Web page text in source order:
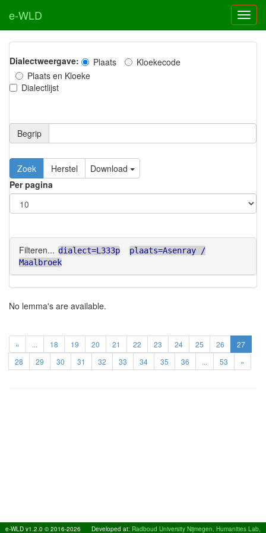
e-WLD
Dialectweergave: Plaats
Kloekecode
Plaats en Kloeke
Dialectlijst
Begrip
Zoek Herstel
Download
Per pagina
Filteren... dialect=L333p
plaats=Asenray /
Maalbroek
No lemma's are available.
« ... 18 19 20 21 22 23 24 25 26
27
28
29 30 31 32 33 34 35 36 ... 53 »
e-WLD v1.2.0 © 2016-2026 Developed at: Radboud University Nijmegen, Humanities Lab,